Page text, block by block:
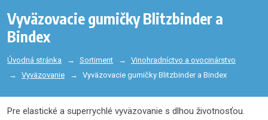
Vyväzovacie gumičky Blitzbinder a
Bindex
Úvodná stránka Sortiment
Vinohradníctvo a ovocinárstvo
Vyväzovanie
Vyväzovacie gumičky Blitzbinder a Bindex
Pre elastické a superrychlé vyväzovanie s dlhou životnosťou.